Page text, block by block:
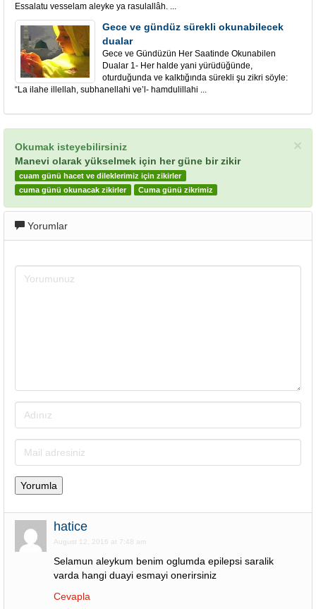
Essalatu vesselam aleyke ya rasulallâh. ...
Gece ve gündüz sürekli okunabilecek
dualar
Gece ve Gündüzün Her Saatinde Okunabilen
Dualar 1- Her halde yani yürüdüğünde,
oturduğunda ve kalktığında sürekli şu zikri söyle:
“La ilahe illellah, subhanellahi ve’l- hamdulillahi ...
×
Okumak isteyebilirsiniz
Manevi olarak yükselmek için her güne bir zikir
cuam günü hacet ve dileklerimiz için zikirler
cuma günü okunacak zikirler
Cuma günü zikrimiz
Yorumlar
hatice
August 12, 2016 at 7:48 am
Selamun aleykum benim oglumda epilepsi saralik
varda hangi duayi esmayi onerirsiniz
Cevapla